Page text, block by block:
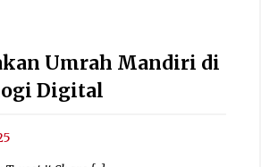
Umrah Mandiri di
Digital